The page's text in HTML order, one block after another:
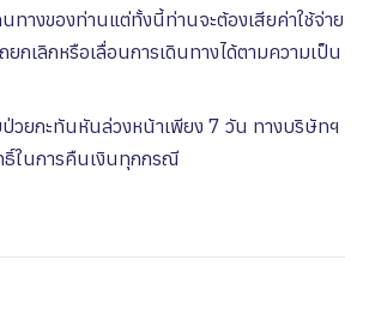
นทางของท่านแต่ทั้งนี้ท่านจะต้องเสียค่าใช้จ่าย
ยกเลิกหรือเลื่อนการเดินทางได้ตามความเป็น
วยกะทันหันล่วงหน้าเพียง 7 วัน ทางบริษัทฯ
ในการคืนเงินทุกกรณี